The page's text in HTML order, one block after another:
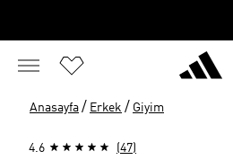
Anasayfa / Erkek / Giyim
4.6 (47)